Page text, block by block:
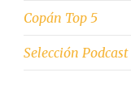
Copán Top 5
Selección